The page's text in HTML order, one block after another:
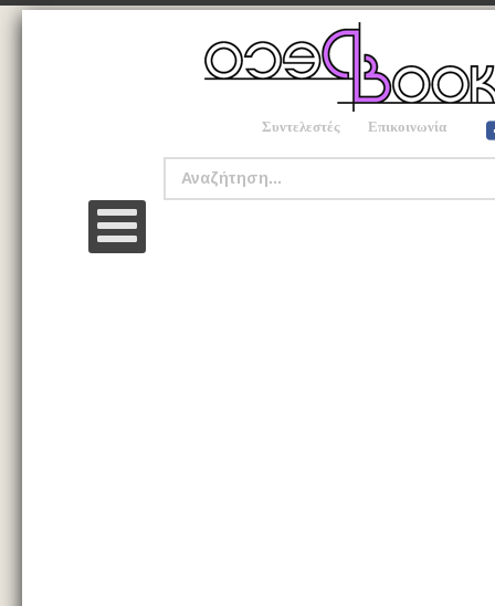
Συντελεστές Επικοινωνία